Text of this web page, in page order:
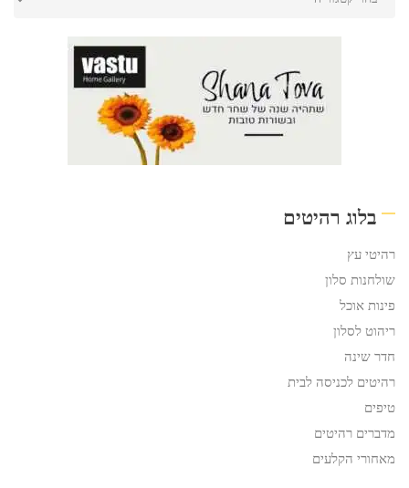
בלוג רהיטים
רהיטי עץ
שולחנות סלון
פינות אוכל
ריהוט לסלון
חדר שינה
רהיטים לכניסה לבית
טיפים
מדברים רהיטים
מאחורי הקלעים